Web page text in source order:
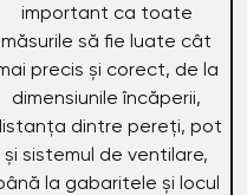
important ca toate
măsurile să fie luate cât
precis și corect, de la
dimensiunile încăperii,
dintre pereți, pot
și sistemul de ventilare,
la gabaritele și locul